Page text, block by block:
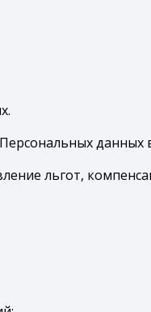
данных
льгот,